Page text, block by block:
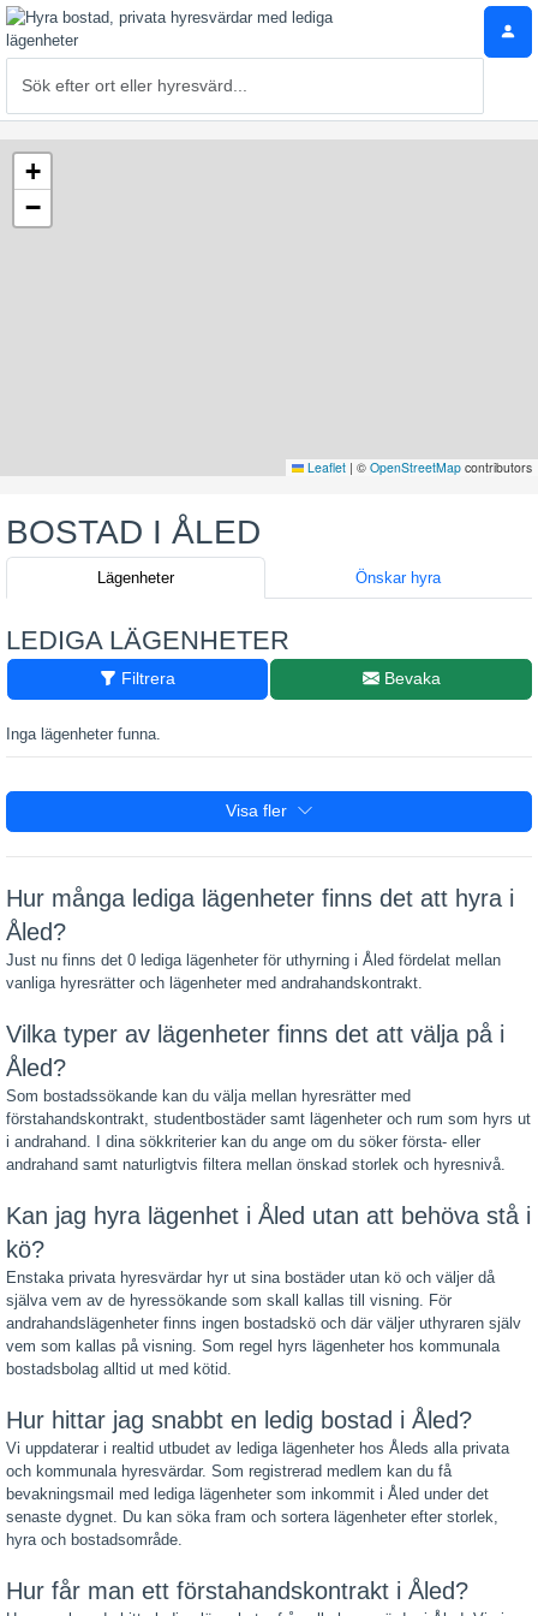
+
−
Leaflet | © OpenStreetMap contributors
BOSTAD I ÅLED
Lägenheter Önskar hyra
LEDIGA LÄGENHETER
Filtrera Bevaka
Inga lägenheter funna.
Visa fler
Hur många lediga lägenheter finns det att hyra i
Åled?
Just nu finns det 0 lediga lägenheter för uthyrning i Åled fördelat mellan
vanliga hyresrätter och lägenheter med andrahandskontrakt.
Vilka typer av lägenheter finns det att välja på i
Åled?
Som bostadssökande kan du välja mellan hyresrätter med
förstahandskontrakt, studentbostäder samt lägenheter och rum som hyrs ut
i andrahand. I dina sökkriterier kan du ange om du söker första- eller
andrahand samt naturligtvis filtera mellan önskad storlek och hyresnivå.
Kan jag hyra lägenhet i Åled utan att behöva stå i
kö?
Enstaka privata hyresvärdar hyr ut sina bostäder utan kö och väljer då
själva vem av de hyressökande som skall kallas till visning. För
andrahandslägenheter finns ingen bostadskö och där väljer uthyraren själv
vem som kallas på visning. Som regel hyrs lägenheter hos kommunala
bostadsbolag alltid ut med kötid.
Hur hittar jag snabbt en ledig bostad i Åled?
Vi uppdaterar i realtid utbudet av lediga lägenheter hos Åleds alla privata
och kommunala hyresvärdar. Som registrerad medlem kan du få
bevakningsmail med lediga lägenheter som inkommit i Åled under det
senaste dygnet. Du kan söka fram och sortera lägenheter efter storlek,
hyra och bostadsområde.
Hur får man ett förstahandskontrakt i Åled?